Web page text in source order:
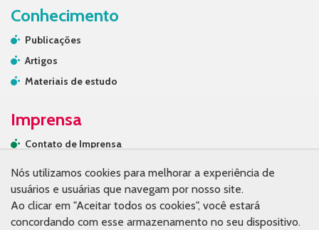
Conhecimento
Publicações
Artigos
Materiais de estudo
Imprensa
Contato de Imprensa
Na mídia
Contato
Nós utilizamos cookies para melhorar a experiência de
usuários e usuárias que navegam por nosso site.
Ao clicar em "Aceitar todos os cookies", você estará
concordando com esse armazenamento no seu dispositivo.